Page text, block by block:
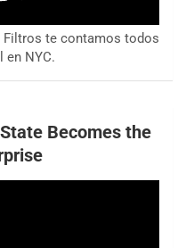
Filtros te contamos todos
en NYC.
Becomes the